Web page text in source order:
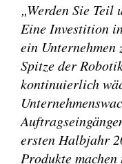
„Werden Sie Teil
Eine Investition
ein Unternehmen
Spitze der
kontinuierlich
ersten Halbjahr
Produkte